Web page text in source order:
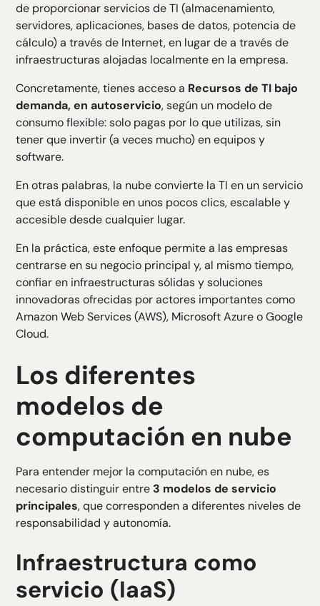
de proporcionar servicios de TI (almacenamiento,
servidores, aplicaciones, bases de datos, potencia de
cálculo) a través de Internet, en lugar de a través de
infraestructuras alojadas localmente en la empresa.
Concretamente, tienes acceso a Recursos de TI bajo
demanda, en autoservicio, según un modelo de
consumo flexible: solo pagas por lo que utilizas, sin
tener que invertir (a veces mucho) en equipos y
software.
En otras palabras, la nube convierte la TI en un servicio
que está disponible en unos pocos clics, escalable y
accesible desde cualquier lugar.
En la práctica, este enfoque permite a las empresas
centrarse en su negocio principal y, al mismo tiempo,
confiar en infraestructuras sólidas y soluciones
innovadoras ofrecidas por actores importantes como
Amazon Web Services (AWS), Microsoft Azure o Google
Cloud.
Los diferentes
modelos de
computación en nube
Para entender mejor la computación en nube, es
necesario distinguir entre 3 modelos de servicio
principales, que corresponden a diferentes niveles de
responsabilidad y autonomía.
Infraestructura como
servicio (IaaS)